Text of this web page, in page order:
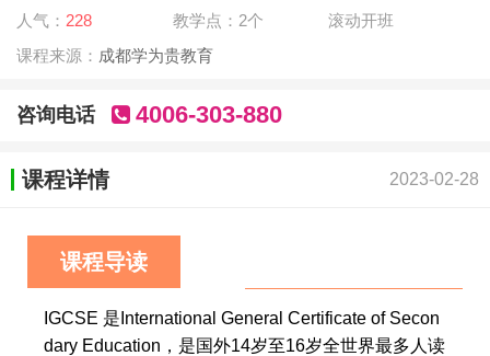
人气： 228 教学点：2个
滚动开班
课程来源： 成都学为贵教育
咨询电话 4006-303-880
课程详情 2023-02-28
课程导读
IGCSE 是International General Certificate of Secon
dary Education，是国外14岁至16岁全世界最多人读